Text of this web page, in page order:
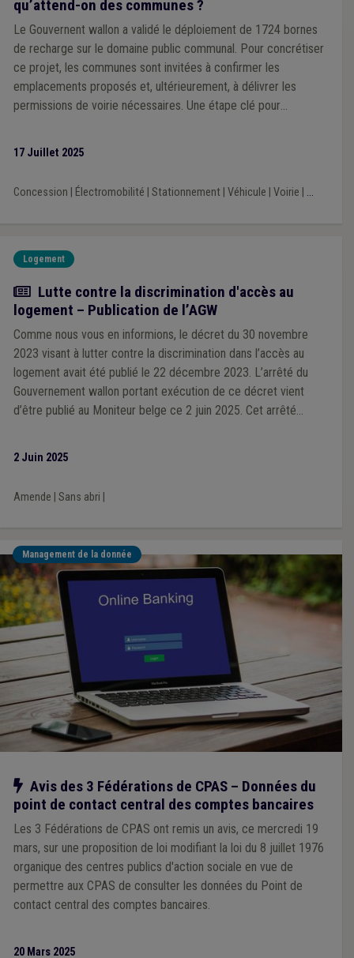
qu’attend-on des communes ?
Le Gouvernent wallon a validé le déploiement de 1724 bornes
de recharge sur le domaine public communal. Pour concrétiser
ce projet, les communes sont invitées à confirmer les
emplacements proposés et, ultérieurement, à délivrer les
permissions de voirie nécessaires. Une étape clé pour
17 Juillet 2025
Concession Électromobilité Stationnement| Véhicule Voirie ...
Logement
Actualité
Lutte contre la discrimination d'accès au
logement – Publication de l’AGW
Comme nous vous en informions, le décret du 30 novembre
2023 visant à lutter contre la discrimination dans l’accès au
logement avait été publié le 22 décembre 2023. L’arrêté du
Gouvernement wallon portant exécution de ce décret vient
d’être publié au Moniteur belge ce 2 juin 2025. Cet arrêté
prochainement pour désigner les agents constatateurs au sein
2 Juin 2025
Amende Sans abri
Management de la donnée
Notre action
Avis des 3 Fédérations de CPAS – Données du
point de contact central des comptes bancaires
Les 3 Fédérations de CPAS ont remis un avis, ce mercredi 19
mars, sur une proposition de loi modifiant la loi du 8 juillet 1976
organique des centres publics d'action sociale en vue de
permettre aux CPAS de consulter les données du Point de
contact central des comptes bancaires.
20 Mars 2025